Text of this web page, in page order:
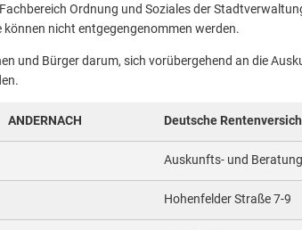
Ordnung und Soziales der
nicht entgegengenommen werden.
und Bürger darum, sich vorübergehend an die
ANDERNACH Deutsche
Auskunfts- und
Hohenfelder Straße 7-9